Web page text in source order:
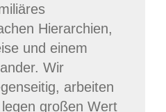
Hierarchien,
und einem
Wir
arbeiten
großen Wert